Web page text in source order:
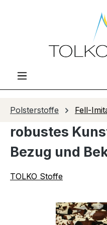
Zum Hauptinhalt springen
Polsterstoffe Fell-
robustes
Bezug und
TOLKO Stoffe
Bildergalerie